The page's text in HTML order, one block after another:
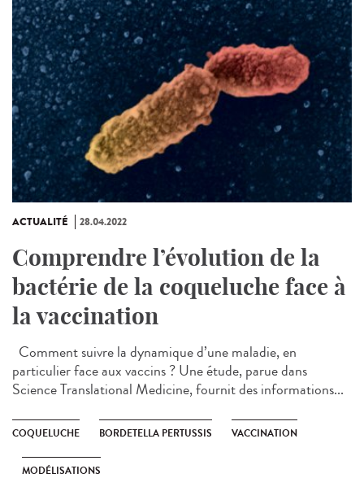
ACTUALITÉ 28.04.2022
Comprendre l’évolution de la
bactérie de la coqueluche face à
la vaccination
Comment suivre la dynamique d’une maladie, en
particulier face aux vaccins ? Une étude, parue dans
Science Translational Medicine, fournit des informations...
COQUELUCHE BORDETELLA PERTUSSIS VACCINATION
MODÉLISATIONS